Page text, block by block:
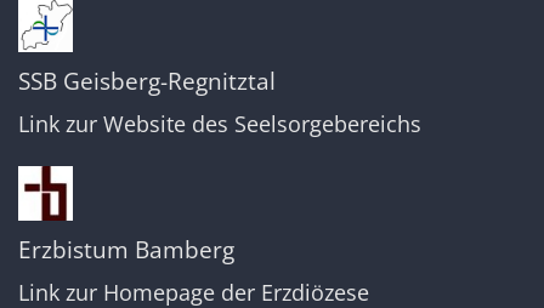
SSB Geisberg-Regnitztal
Link zur Website des Seelsorgebereichs
Erzbistum Bamberg
Link zur Homepage der Erzdiözese